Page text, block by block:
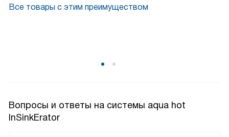
Все товары с этим преимуществом
Вопросы и ответы на системы aqua hot
InSinkErator